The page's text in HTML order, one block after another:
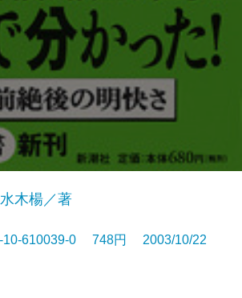
木楊／著
610039-0 748円 2003/10/22